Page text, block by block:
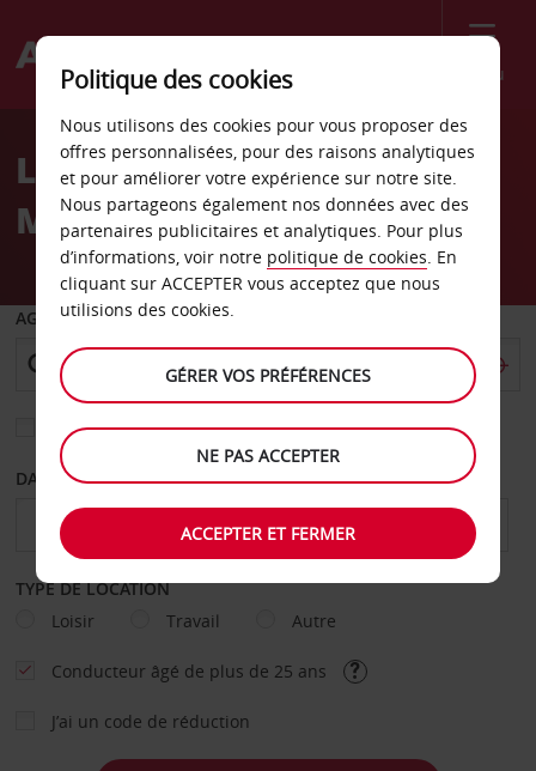
Menu
Welcome
AvisLocation de voiture
Manchester
AGENCE DE DÉPART
Sélectionnez une autre agence de retour
DATE DE DÉPART DATE DE RETOUR
TYPE DE LOCATION
Loisir
Travail Autre
Conducteur âgé de plus de 25 ans
J’ai un code de réduction
Politique des cookies
Nous utilisons des cookies pour vous proposer des
offres personnalisées, pour des raisons analytiques
et pour améliorer votre expérience sur notre site.
Nous partageons également nos données avec des
partenaires publicitaires et analytiques. Pour plus
d’informations, voir notre politique de cookies. En
cliquant sur ACCEPTER vous acceptez que nous
utilisions des cookies.
GÉRER VOS PRÉFÉRENCES
NE PAS ACCEPTER
ACCEPTER ET FERMER